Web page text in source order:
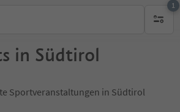
1
1
in Südtirol
Sportveranstaltungen in Südtirol